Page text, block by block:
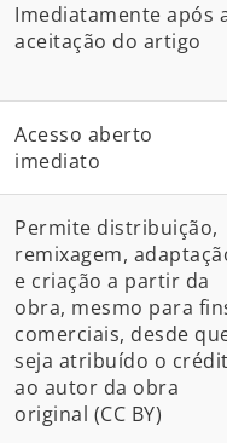
Imediatamente após
aceitação do artigo
Acesso aberto
imediato
Permite distribuição,
remixagem,
e criação a partir da
obra, mesmo para
comerciais, desde
seja atribuído o
ao autor da obra
original (CC BY)